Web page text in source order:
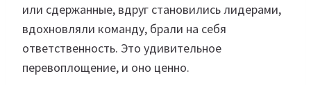
или сдержанные, вдруг становились лидерами,
вдохновляли команду, брали на себя
ответственность. Это удивительное
перевоплощение, и оно ценно.